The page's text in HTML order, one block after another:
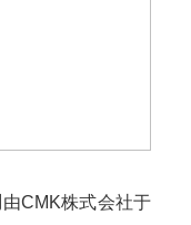
由CMK株式会社于